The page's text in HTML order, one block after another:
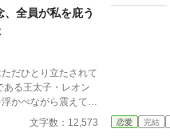
ド・ラブコメディ！
全員が私を庇う
だひとり立たされて
る王太子・レオン
かべながら震えてい
者候補、ミリア嬢。
や貴族たちの視線
文字数：12,573 恋愛 完結